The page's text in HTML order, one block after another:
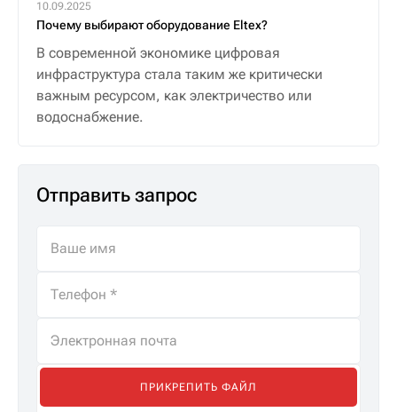
10.09.2025
Почему выбирают оборудование Eltex?
В современной экономике цифровая
инфраструктура стала таким же критически
важным ресурсом, как электричество или
водоснабжение.
Отправить запрос
ПРИКРЕПИТЬ ФАЙЛ